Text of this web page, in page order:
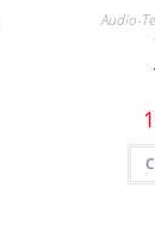
Audio-